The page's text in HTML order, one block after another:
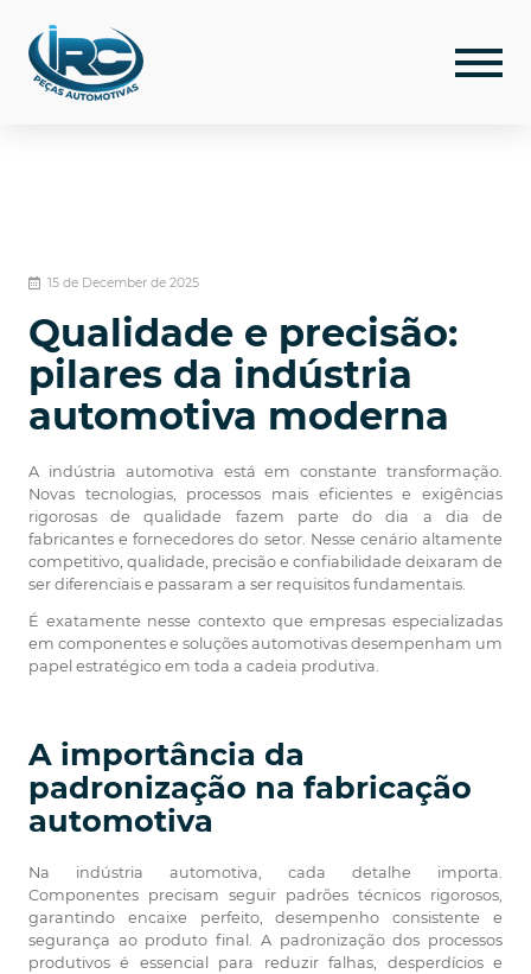
15 de December de 2025
Qualidade e precisão:
pilares da indústria
automotiva moderna
A indústria automotiva está em constante transformação.
Novas tecnologias, processos mais eficientes e exigências
rigorosas de qualidade fazem parte do dia a dia de
fabricantes e fornecedores do setor. Nesse cenário altamente
competitivo, qualidade, precisão e confiabilidade deixaram de
ser diferenciais e passaram a ser requisitos fundamentais.
É exatamente nesse contexto que empresas especializadas
em componentes e soluções automotivas desempenham um
papel estratégico em toda a cadeia produtiva.
A importância da
padronização na fabricação
automotiva
Na indústria automotiva, cada detalhe importa.
Componentes precisam seguir padrões técnicos rigorosos,
garantindo encaixe perfeito, desempenho consistente e
segurança ao produto final. A padronização dos processos
produtivos é essencial para reduzir falhas, desperdícios e